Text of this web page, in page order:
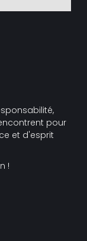
pour
et d'esprit
!